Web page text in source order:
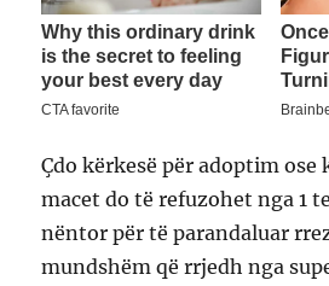
Çdo kërkesë për adoptim ose
macet do të refuzohet nga 1
nëntor për të parandaluar
mundshëm që rrjedh nga